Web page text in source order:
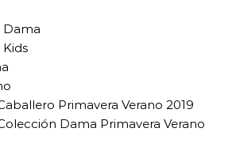
Dama
Primavera Verano 2019
Dama Primavera Verano